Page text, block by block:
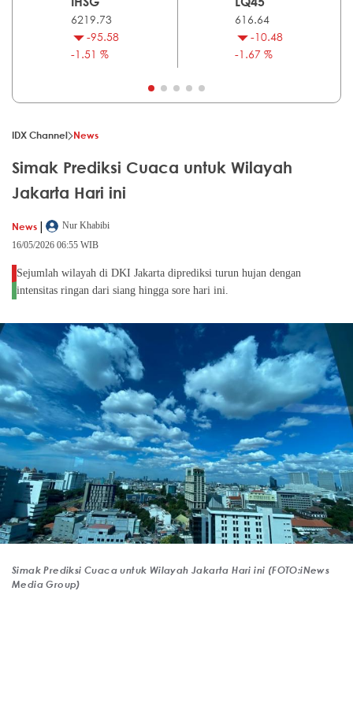
6219.73
-95.58
-1.51 %
616.64
-10.48
-1.67 %
IDX Channel News
Simak Prediksi Cuaca untuk Wilayah
Jakarta Hari ini
News |
Nur Khabibi
16/05/2026 06:55 WIB
Sejumlah wilayah di DKI Jakarta diprediksi turun hujan dengan
intensitas ringan dari siang hingga sore hari ini.
Simak Prediksi Cuaca untuk Wilayah Jakarta Hari ini (FOTO:iNews
Media Group)